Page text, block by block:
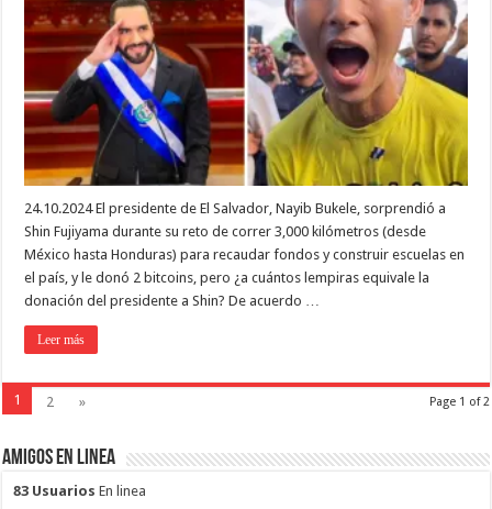
24.10.2024 El presidente de El Salvador, Nayib Bukele, sorprendió a
Shin Fujiyama durante su reto de correr 3,000 kilómetros (desde
México hasta Honduras) para recaudar fondos y construir escuelas en
el país, y le donó 2 bitcoins, pero ¿a cuántos lempiras equivale la
donación del presidente a Shin? De acuerdo …
Leer más
Page 1 of 2
1 2 »
Amigos en Linea
83 Usuarios En linea